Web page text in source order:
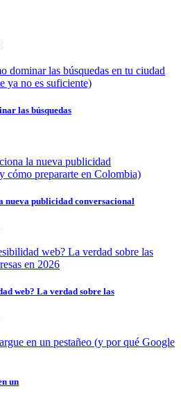
las búsquedas
nueva publicidad conversacional
web? La verdad sobre las
un